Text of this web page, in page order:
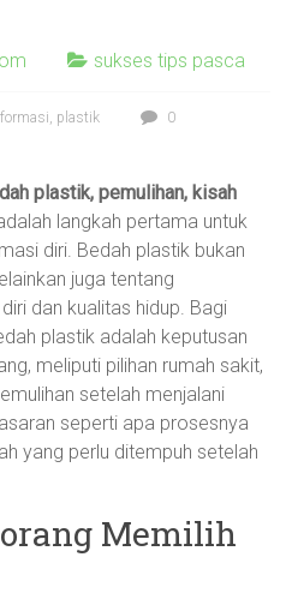
sukses tips pasca
, plastik
0
plastik, pemulihan, kisah
langkah pertama untuk
diri. Bedah plastik bukan
juga tentang
dan kualitas hidup. Bagi
plastik adalah keputusan
meliputi pilihan rumah sakit,
setelah menjalani
seperti apa prosesnya
yang perlu ditempuh setelah
Memilih